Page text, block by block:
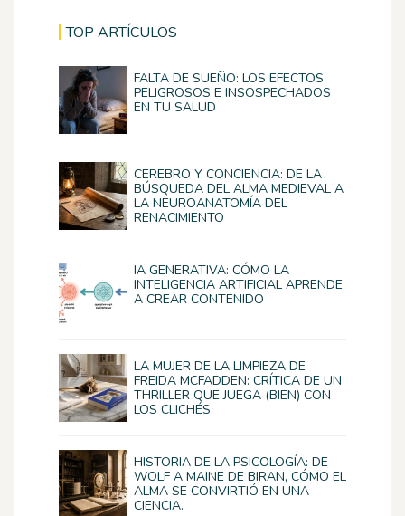
TOP ARTÍCULOS
FALTA DE SUEÑO: LOS EFECTOS
PELIGROSOS E INSOSPECHADOS
EN TU SALUD
CEREBRO Y CONCIENCIA: DE LA
BÚSQUEDA DEL ALMA MEDIEVAL A
LA NEUROANATOMÍA DEL
RENACIMIENTO
IA GENERATIVA: CÓMO LA
INTELIGENCIA ARTIFICIAL APRENDE
A CREAR CONTENIDO
LA MUJER DE LA LIMPIEZA DE
FREIDA MCFADDEN: CRÍTICA DE UN
THRILLER QUE JUEGA (BIEN) CON
LOS CLICHÉS.
HISTORIA DE LA PSICOLOGÍA: DE
WOLF A MAINE DE BIRAN, CÓMO EL
ALMA SE CONVIRTIÓ EN UNA
CIENCIA.